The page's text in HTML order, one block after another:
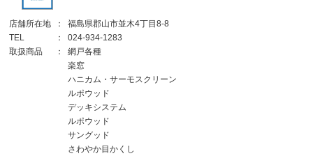
店舗所在地 ：
福島県郡山市並木4丁目8-8
TEL
：
024-934-1283
取扱商品
：
網戸各種
楽窓
ハニカム・サーモスクリーン
ルポウッド
デッキシステム
ルポウッド
サングッド
さわやか目かくし